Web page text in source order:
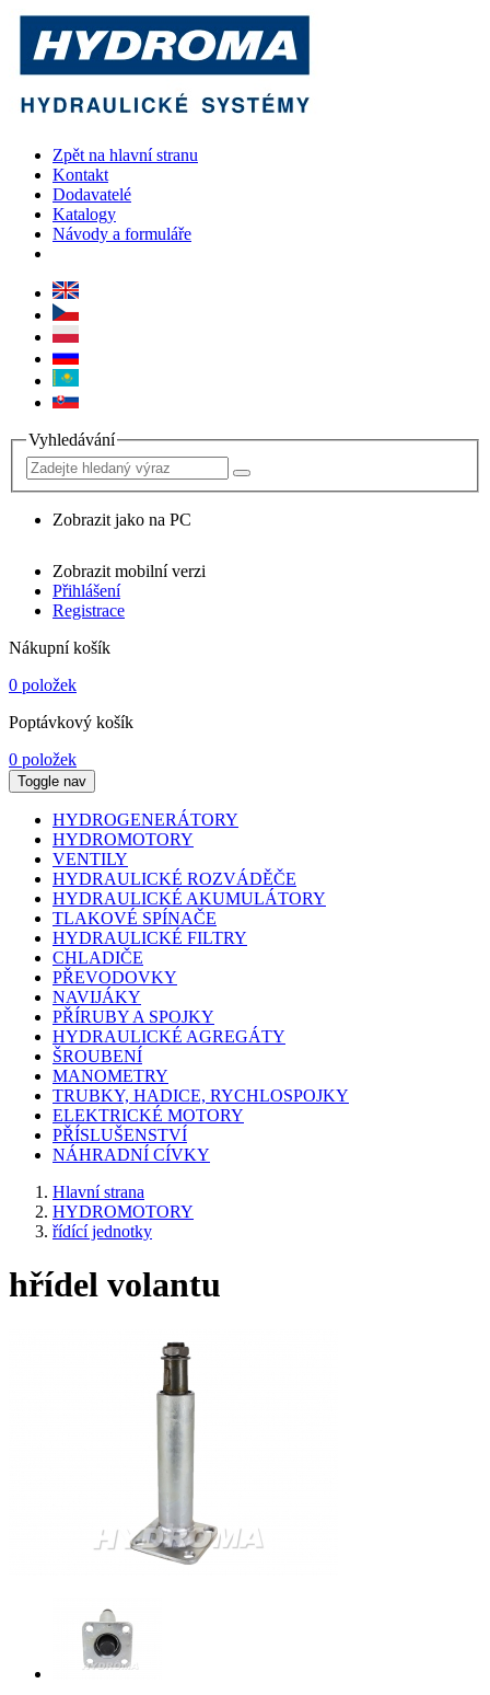
Zpět na hlavní stranu
Kontakt
Dodavatelé
Katalogy
Návody a formuláře
Vyhledávání
Zobrazit jako na PC
Zobrazit mobilní verzi
Přihlášení
Registrace
Nákupní košík
0 položek
Poptávkový košík
0 položek
Toggle nav
HYDROGENERÁTORY
HYDROMOTORY
VENTILY
HYDRAULICKÉ ROZVÁDĚČE
HYDRAULICKÉ AKUMULÁTORY
TLAKOVÉ SPÍNAČE
HYDRAULICKÉ FILTRY
CHLADIČE
PŘEVODOVKY
NAVIJÁKY
PŘÍRUBY A SPOJKY
HYDRAULICKÉ AGREGÁTY
ŠROUBENÍ
MANOMETRY
TRUBKY, HADICE, RYCHLOSPOJKY
ELEKTRICKÉ MOTORY
PŘÍSLUŠENSTVÍ
NÁHRADNÍ CÍVKY
Hlavní strana
HYDROMOTORY
řídící jednotky
hřídel volantu